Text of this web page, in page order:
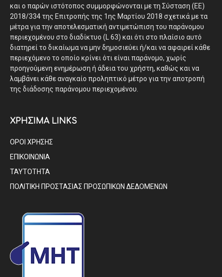
και ο παρών ιστότοπος συμμορφώνονται με τη Σύσταση (ΕΕ)
2018/334 της Επιτροπής της 1ης Μαρτίου 2018 σχετικά με τα
μέτρα για την αποτελεσματική αντιμετώπιση του παράνομου
περιεχομένου στο διαδίκτυο (L 63) και ότι στο πλαίσιο αυτό
διατηρεί το δικαίωμα να μην δημοσιεύει ή/και να αφαιρεί κάθε
περιεχόμενο το οποίο κρίνει ότι είναι παράνομο, χωρίς
προηγούμενη ενημέρωση ή άδεια του χρήστη, καθώς και να
λαμβάνει κάθε αναγκαίο προληπτικό μέτρο για την αποτροπή
της διάδοσης παράνομου περιεχομένου.
ΧΡΗΣΙΜΑ LINKS
ΟΡΟΙ ΧΡΗΣΗΣ
ΕΠΙΚΟΙΝΩΝΙΑ
ΤΑΥΤΟΤΗΤΑ
ΠΟΛΙΤΙΚΗ ΠΡΟΣΤΑΣΙΑΣ ΠΡΟΣΩΠΙΚΩΝ ΔΕΔΟΜΕΝΩΝ